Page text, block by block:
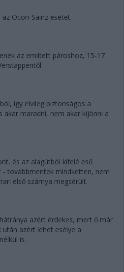
Ocon-Sainz esetet.
az említett pároshoz, 15-17
így elvileg biztonságos a
akar maradni, nem akar kijönni a
és az alagútból kifelé eső
továbbmentek mindketten, nem
első szárnya megsérült.
azért érdekes, mert ő már
azért lehet esélye a
is.